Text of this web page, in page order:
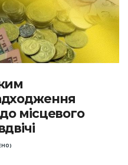
місцевого